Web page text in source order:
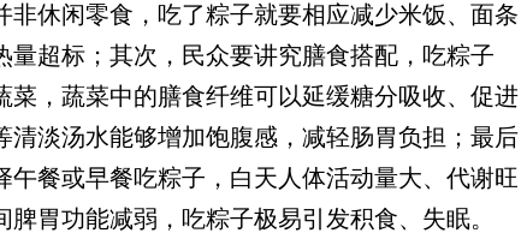
非休闲零食，吃了粽子就要相应减少米饭、面条
超标；其次，民众要讲究膳食搭配，吃粽子
菜，蔬菜中的膳食纤维可以延缓糖分吸收、促进
清淡汤水能够增加饱腹感，减轻肠胃负担；最后
午餐或早餐吃粽子，白天人体活动量大、代谢旺
胃功能减弱，吃粽子极易引发积食、失眠。